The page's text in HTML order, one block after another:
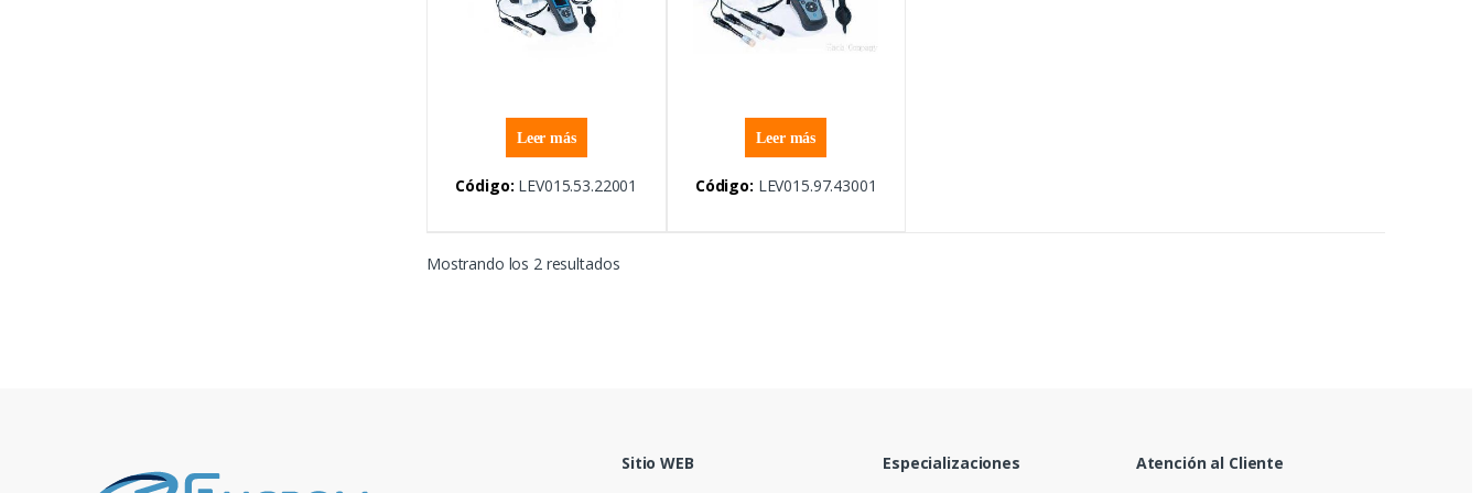
Leer más
Código: LEV015.53.22001
Leer más
Código: LEV015.97.43001
Mostrando los 2 resultados
Sitio WEB Especializaciones Atención al Cliente